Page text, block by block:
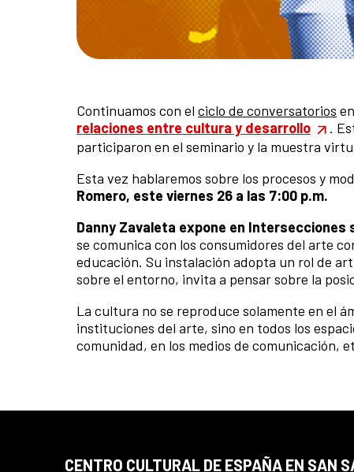
Continuamos con el ciclo de conversatorios
relaciones entre cultura y desarrollo
.
participaron en el seminario y la muestra
Esta vez hablaremos sobre los procesos y
Romero, este viernes 26 a las 7:00 p.m.
Danny Zavaleta expone en Intersecciones
se comunica con los consumidores del arte
educación. Su instalación adopta un rol de
sobre el entorno, invita a pensar sobre la
La cultura no se reproduce solamente en el
instituciones del arte, sino en todos los
comunidad, en los medios de comunicación,
CENTRO CULTURAL DE ESPAÑA EN SAN